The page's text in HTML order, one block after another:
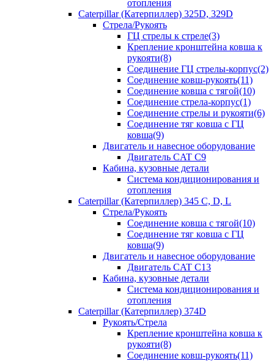
отопления
Caterpillar (Катерпиллер) 325D, 329D
Стрела/Рукоять
ГЦ стрелы к стреле(3)
Крепление кронштейна ковша к
рукояти(8)
Соединение ГЦ стрелы-корпус(2)
Соединение ковш-рукоять(11)
Соединение ковша с тягой(10)
Соединение стрела-корпус(1)
Соединение стрелы и рукояти(6)
Соединение тяг ковша с ГЦ
ковша(9)
Двигатель и навесное оборудование
Двигатель CAT C9
Кабина, кузовные детали
Система кондиционирования и
отопления
Caterpillar (Катерпиллер) 345 C, D, L
Стрела/Рукоять
Соединение ковша с тягой(10)
Соединение тяг ковша с ГЦ
ковша(9)
Двигатель и навесное оборудование
Двигатель CAT C13
Кабина, кузовные детали
Система кондиционирования и
отопления
Caterpillar (Катерпиллер) 374D
Рукоять/Стрела
Крепление кронштейна ковша к
рукояти(8)
Соединение ковш-рукоять(11)